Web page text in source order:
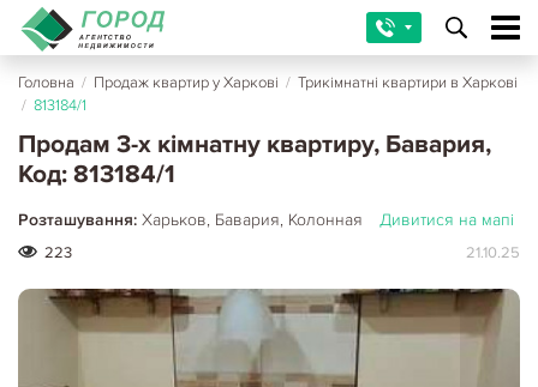
Головна / Продаж квартир у Харкові / Трикімнатні квартири в Харкові
/ 813184/1
Продам 3-х кімнатну квартиру, Бавария,
Код: 813184/1
Розташування: Харьков, Бавария, Колонная Дивитися на мапі
223 21.10.25